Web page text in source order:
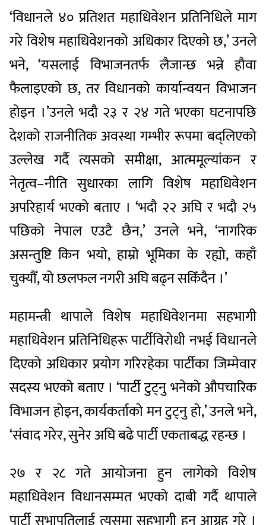
‘विधानले ४० प्रतिशत महाधिवेशन प्रतिनिधिले माग
गरे विशेष महाधिवेशनको अधिकार दिएको छ,’ उनले
भने, ‘यसलाई विभाजनतर्फ लैजान्छ भन्ने हौवा
फैलाइएको छ, तर विधानको कार्यान्वयन विभाजन
होइन ।’उनले भदौ २३ र २४ गते भएका घटनापछि
देशको राजनीतिक अवस्था गम्भीर रूपमा बद्लिएको
उल्लेख गर्दै त्यसको समीक्षा, आत्ममूल्यांकन र
नेतृत्व–नीति सुधारका लागि विशेष महाधिवेशन
अपरिहार्य भएको बताए । ‘भदौ २२ अघि र भदौ २५
पछिको नेपाल एउटै छैन,’ उनले भने, ‘नागरिक
असन्तुष्टि किन भयो, हाम्रो भूमिका के रह्यो, कहाँ
चुक्यौँ, यो छलफल नगरी अघि बढ्न सकिँदैन ।’
महामन्त्री थापाले विशेष महाधिवेशनमा सहभागी
महाधिवेशन प्रतिनिधिहरू पार्टीविरोधी नभई विधानले
दिएको अधिकार प्रयोग गरिरहेका पार्टीका जिम्मेवार
सदस्य भएको बताए । ‘पार्टी टुट्नु भनेको औपचारिक
विभाजन होइन, कार्यकर्ताको मन टुट्नु हो,’ उनले भने,
‘संवाद गरेर, सुनेर अघि बढे पार्टी एकताबद्ध रहन्छ ।
२७ र २८ गते आयोजना हुन लागेको विशेष
महाधिवेशन विधानसम्मत भएको दाबी गर्दै थापाले